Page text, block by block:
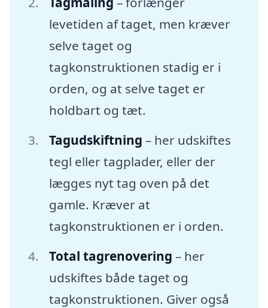
levetiden af taget, men kræver
selve taget og
tagkonstruktionen stadig er i
orden, og at selve taget er
holdbart og tæt.
Tagudskiftning – her udskiftes
tegl eller tagplader, eller der
lægges nyt tag oven på det
gamle. Kræver at
tagkonstruktionen er i orden.
Total tagrenovering – her
udskiftes både taget og
tagkonstruktionen. Giver også